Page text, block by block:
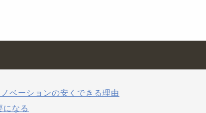
ベーションの安くできる理由
になる